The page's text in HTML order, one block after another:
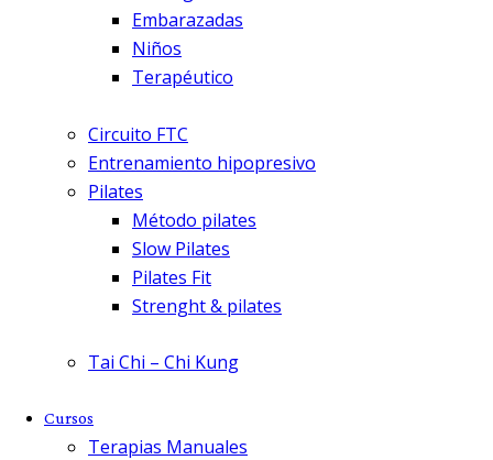
Embarazadas
Niños
Terapéutico
Circuito FTC
Entrenamiento hipopresivo
Pilates
Método pilates
Slow Pilates
Pilates Fit
Strenght & pilates
Tai Chi – Chi Kung
Cursos
Terapias Manuales